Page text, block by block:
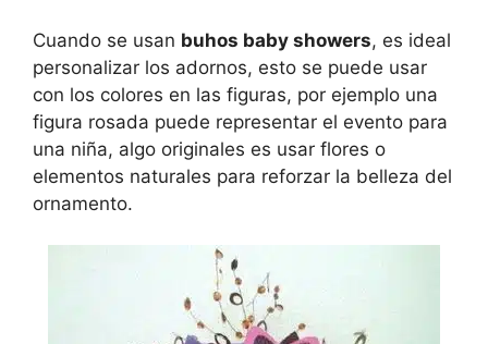
Cuando se usan buhos baby showers, es ideal
personalizar los adornos, esto se puede usar
con los colores en las figuras, por ejemplo una
figura rosada puede representar el evento para
una niña, algo originales es usar flores o
elementos naturales para reforzar la belleza del
ornamento.